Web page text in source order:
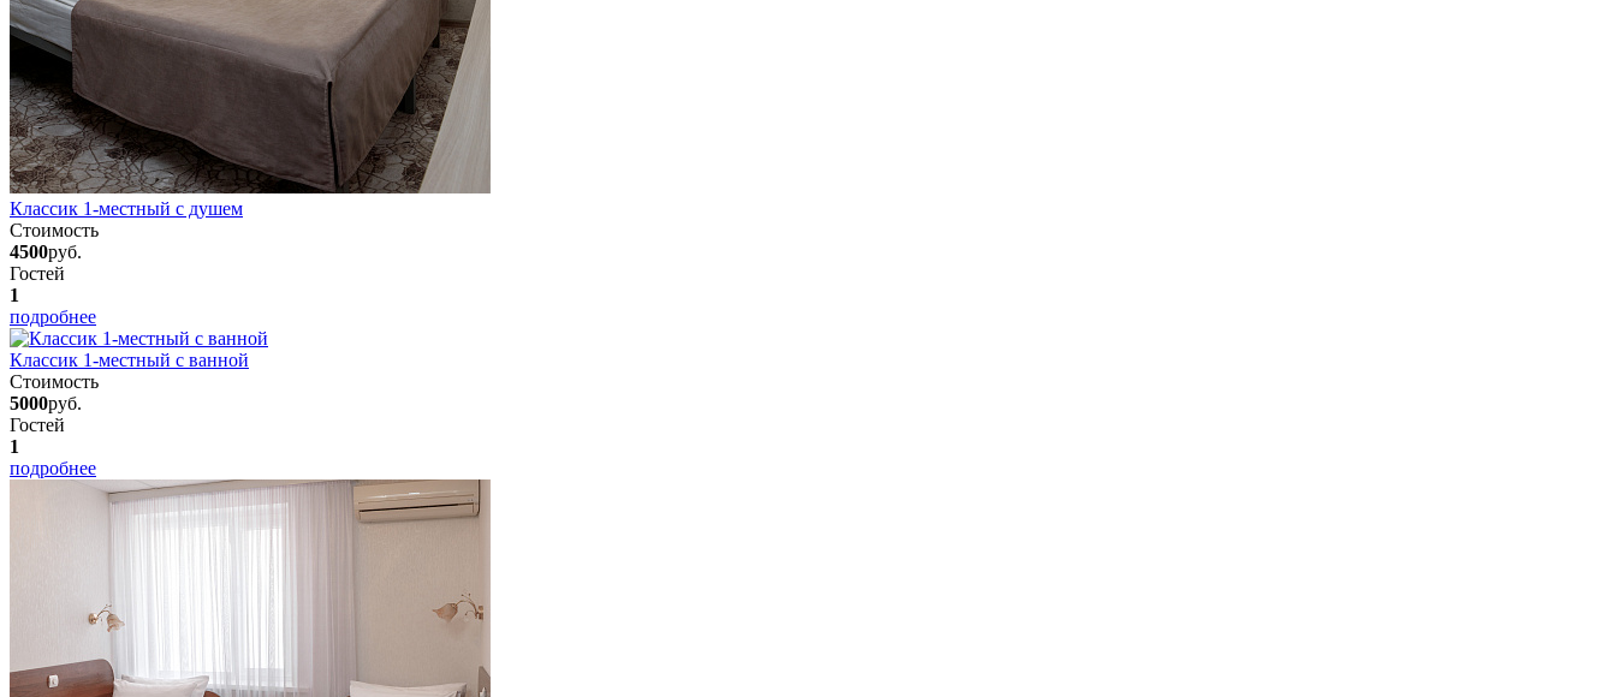
Классик 1-местный с душем
Стоимость
4500руб.
Гостей
1
подробнее
Классик 1-местный с ванной
Стоимость
5000руб.
Гостей
1
подробнее